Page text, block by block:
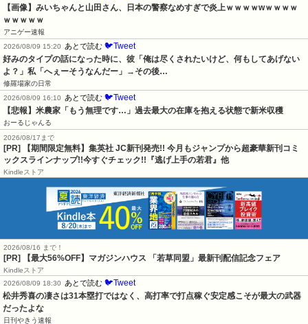
【画像】みいちゃんと山田さん、日本の警察なめすぎで炎上ｗｗｗｗwｗｗｗｗ
ｗｗｗｗｗ
アニゲー速報
2026/08/09 15:20
あとで読む 🐦Tweet
好みのタイプの話になった時に、彼「俺は尽くされたいけど、何もしてあげない
よ？」私「へぇーそうなんだー」→その後…
修羅場家の日常
2026/08/09 16:10
あとで読む 🐦Tweet
【悲報】米農家「もう無理です…」過去最大の在庫を抱える状態で新米収穫
おーるじゃんる
2026/08/17まで
[PR] 【期間限定無料】集英社 JC新刊発売!! 今月もジャンプから超豪華新刊コミ
ックスラインナップ!!今すぐチェック!!『逃げ上手の若君』他
Kindleストア
2026/08/16 まで！
[PR] 【最大56%OFF】マガジンハウス 「若草同盟」最新刊配信記念フェア
Kindleストア
2026/08/09 18:30
あとで読む 🐦Tweet
松井秀喜の凄さは31本塁打ではなく、高打率で打点稼ぐ安定感こそが最大の武器
だったよな
日刊やきう速報